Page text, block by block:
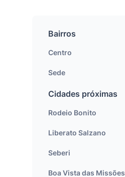
Bairros
Centro
Sede
Cidades próximas
Rodeio Bonito
Liberato Salzano
Seberi
Boa Vista das Missões